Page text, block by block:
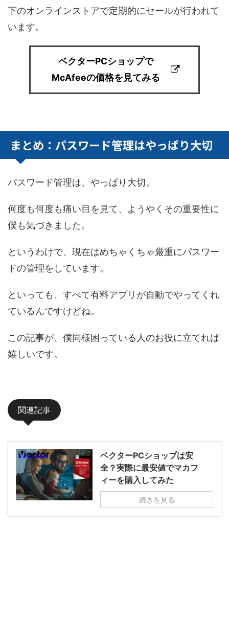
下のオンラインストアで定期的にセールが行われて
います。
ベクターPCショップで
McAfeeの価格を見てみる
まとめ：パスワード管理はやっぱり大切
パスワード管理は、やっぱり大切。
何度も何度も痛い目を見て、ようやくその重要性に
僕も気づきました。
というわけで、現在はめちゃくちゃ厳重にパスワー
ドの管理をしています。
といっても、すべて有料アプリが自動でやってくれ
ているんですけどね。
この記事が、僕同様困っている人のお役に立てれば
嬉しいです。
関連記事
ベクターPCショップは安
全？実際に最安値でマカフ
ィーを購入してみた
続きを見る